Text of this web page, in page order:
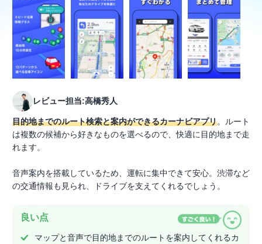
レビュー担当:高橋秀人
目的地までのルート検索と案内ができるカーナビアプリ。ルート
は複数の候補から好きなものを選べるので、快適に目的地まで走
れます。
音声案内を搭載しているため、運転に集中できて安心。渋滞など
の交通情報も見られ、ドライブを支えてくれるでしょう。
良い点
マップと音声で目的地までのルートを案内してくれるカ